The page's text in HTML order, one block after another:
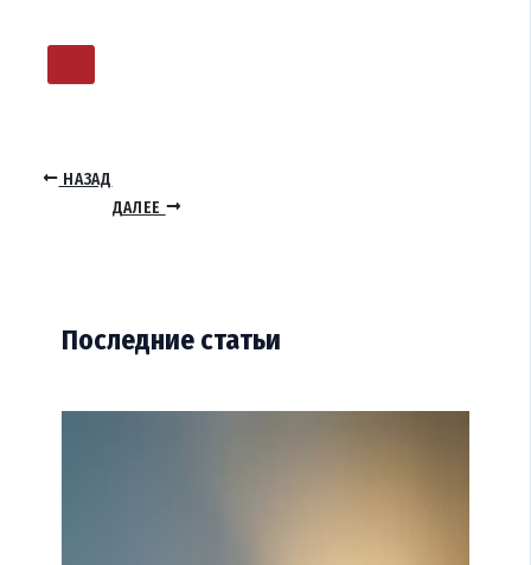
НАЗАД
ДАЛЕЕ
Последние статьи